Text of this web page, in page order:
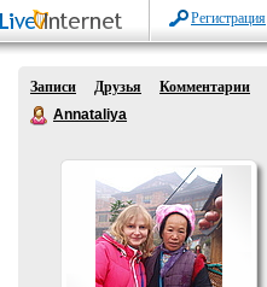
Регистрация
Записи Друзья
Комментарии
Annataliya